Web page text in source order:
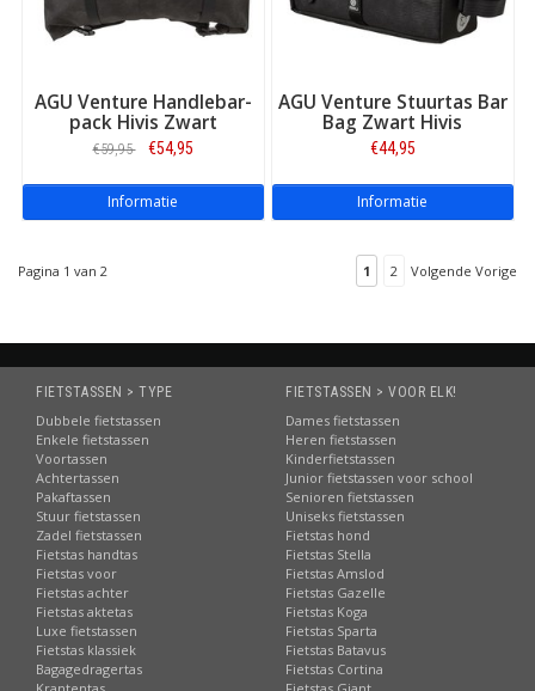
AGU Venture Handlebar-
pack Hivis Zwart
€59,95 €54,95
Informatie
AGU Venture Stuurtas Bar
Bag Zwart Hivis
€44,95
Informatie
Pagina 1 van 2 1 2 Volgende Vorige
FIETSTASSEN > TYPE
Dubbele fietstassen
Enkele fietstassen
Voortassen
Achtertassen
Pakaftassen
Stuur fietstassen
Zadel fietstassen
Fietstas handtas
Fietstas voor
Fietstas achter
Fietstas aktetas
Luxe fietstassen
Fietstas klassiek
Bagagedragertas
FIETSTASSEN > VOOR ELK!
Dames fietstassen
Heren fietstassen
Kinderfietstassen
Junior fietstassen voor school
Senioren fietstassen
Uniseks fietstassen
Fietstas hond
Fietstas Stella
Fietstas Amslod
Fietstas Gazelle
Fietstas Koga
Fietstas Sparta
Fietstas Batavus
Fietstas Cortina